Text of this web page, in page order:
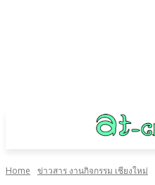
Home ข่าวสาร งานกิจกรรม เชียงใหม่